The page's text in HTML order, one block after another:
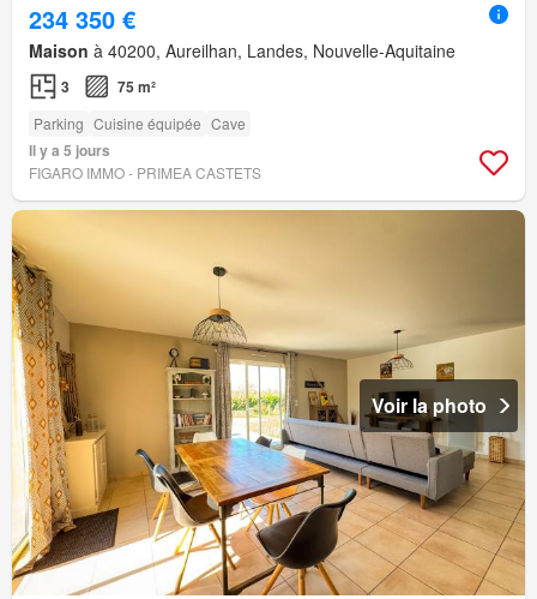
234 350 €
Maison à 40200, Aureilhan, Landes, Nouvelle-Aquitaine
3 75 m²
Parking Cuisine équipée Cave
Il y a 5 jours
FIGARO IMMO - PRIMEA CASTETS
Voir la photo